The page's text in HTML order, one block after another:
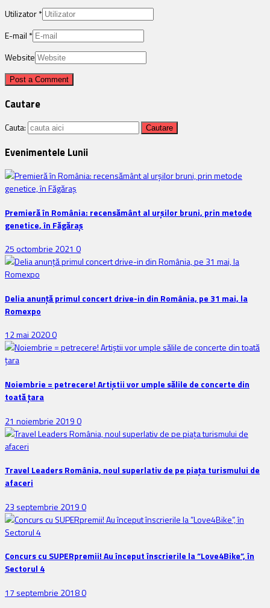
Utilizator*
E-mail *
Website
Cautare
Cauta:
Evenimentele Lunii
Premieră în România: recensământ al urșilor bruni, prin metode
genetice, în Făgăraș
25 octombrie 2021 0
Delia anunţă primul concert drive-in din România, pe 31 mai, la
Romexpo
12 mai 20200
Noiembrie = petrecere! Artiștii vor umple sălile de concerte din
toată țara
21 noiembrie 20190
Travel Leaders România, noul superlativ de pe piața turismului de
afaceri
23 septembrie 20190
Concurs cu SUPERpremii! Au început înscrierile la ”Love4Bike”, în
Sectorul 4
17 septembrie 20180